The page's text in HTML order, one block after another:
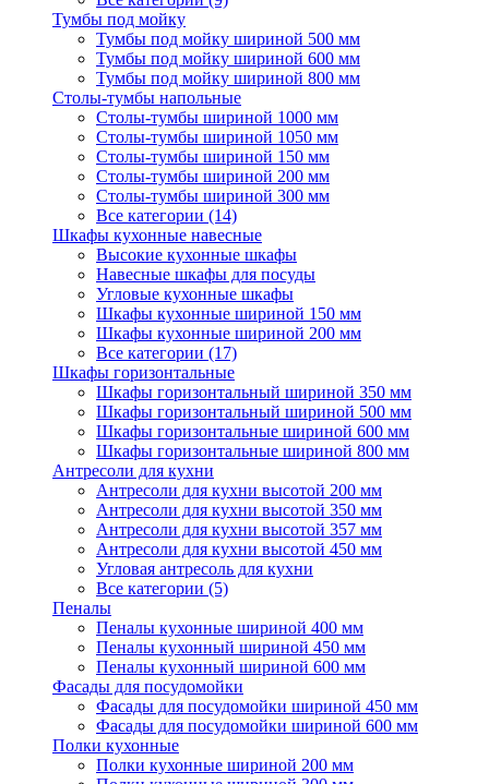
Тумбы под мойку
Тумбы под мойку шириной 500 мм
Тумбы под мойку шириной 600 мм
Тумбы под мойку шириной 800 мм
Столы-тумбы напольные
Столы-тумбы шириной 1000 мм
Столы-тумбы шириной 1050 мм
Столы-тумбы шириной 150 мм
Столы-тумбы шириной 200 мм
Столы-тумбы шириной 300 мм
Все категории (14)
Шкафы кухонные навесные
Высокие кухонные шкафы
Навесные шкафы для посуды
Угловые кухонные шкафы
Шкафы кухонные шириной 150 мм
Шкафы кухонные шириной 200 мм
Все категории (17)
Шкафы горизонтальные
Шкафы горизонтальный шириной 350 мм
Шкафы горизонтальный шириной 500 мм
Шкафы горизонтальные шириной 600 мм
Шкафы горизонтальные шириной 800 мм
Антресоли для кухни
Антресоли для кухни высотой 200 мм
Антресоли для кухни высотой 350 мм
Антресоли для кухни высотой 357 мм
Антресоли для кухни высотой 450 мм
Угловая антресоль для кухни
Все категории (5)
Пеналы
Пеналы кухонные шириной 400 мм
Пеналы кухонный шириной 450 мм
Пеналы кухонный шириной 600 мм
Фасады для посудомойки
Фасады для посудомойки шириной 450 мм
Фасады для посудомойки шириной 600 мм
Полки кухонные
Полки кухонные шириной 200 мм